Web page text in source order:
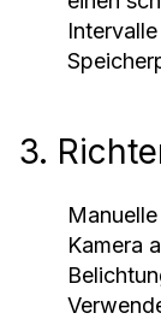
3.
Kamera